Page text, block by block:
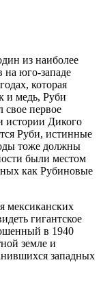
из наиболее
на юго-западе
которая
и медь, Руби
свое первое
истории Дикого
Руби, истинные
тоже должны
были местом
как Рубиновые
мексиканских
гигантское
в 1940
земле и
западных